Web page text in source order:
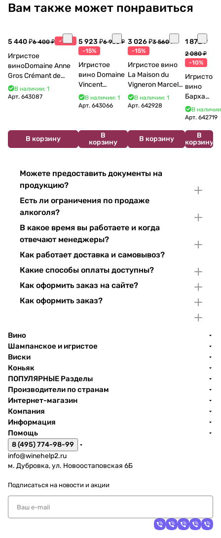
Вам также может понравиться
5 440 ₽6 400 ₽ -15%
Игристое
виноDomaine Anne
Gros Crémant de
Bourgogne La Fun en
Bulles Chardonnay et
В наличии: 1
Арт. 643087
В корзину
5 923 ₽6 968 ₽
-15%
Игристое
вино Domaine
Vincent
Bouzereau
Crémant de
В наличии: 1
Арт.643066
В
корзину
3 026 ₽3 560 ₽
-15%
Игристое вино
La Maison du
Vigneron Marcel
Cabelier Cremant
du Jura
В наличии: 1
Арт. 642928
В корзину
1 872 ₽
2 080 ₽
-10%
Игристое
вино
Бархат
Остров
2025
В
Арт.642719
В
корзину
Можете предоставить документы на
продукцию?
Есть ли ограничения по продаже
алкоголя?
В какое время вы работаете и когда
отвечают менеджеры?
Как работает доставка и самовывоз?
Какие способы оплаты доступны?
Как оформить заказ на сайте?
Как оформить заказ?
Вино
Шампанское и игристое
Виски
Коньяк
ПОПУЛЯРНЫЕ Разделы
Производители по странам
Интернет-магазин
Компания
Информация
Помощь
8 (495) 774-98-99
info@winehelp2.ru
м. Дубровка, ул. Новоостаповская 6Б
Подписаться на новости и акции